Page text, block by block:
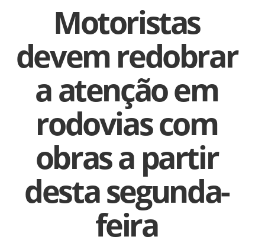
Motoristas
devem redobrar
a atenção em
rodovias com
obras a partir
desta segunda-
feira